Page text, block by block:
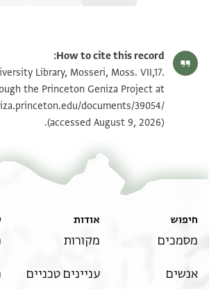
ראה :Moss. VII,17
Moss. VII,17 1r
תנאי היתר שימוש בתצלום
How to cite this record:
Library, Mosseri, Moss. VII,17.
the Princeton Geniza Project at
documents/39054/
(accessed August 9, 2026).
חיפוש
מסמכים
אנשים
אודות
מקורות
עניינים טכניים